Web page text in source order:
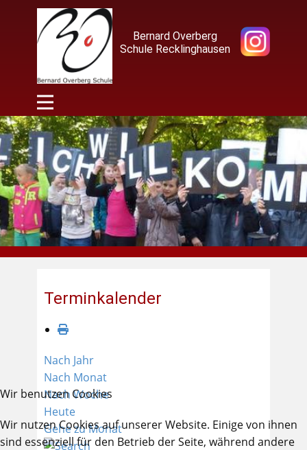
Bernard Overberg
Schule Recklinghausen
Terminkalender
Nach Jahr
Nach Monat
Nach Woche
Heute
Gehe zu Monat
Wir benutzen Cookies
Wir nutzen Cookies auf unserer Website. Einige von ihnen
sind essenziell für den Betrieb der Seite, während andere